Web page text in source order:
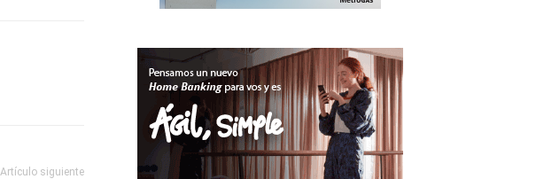
Artículo siguiente